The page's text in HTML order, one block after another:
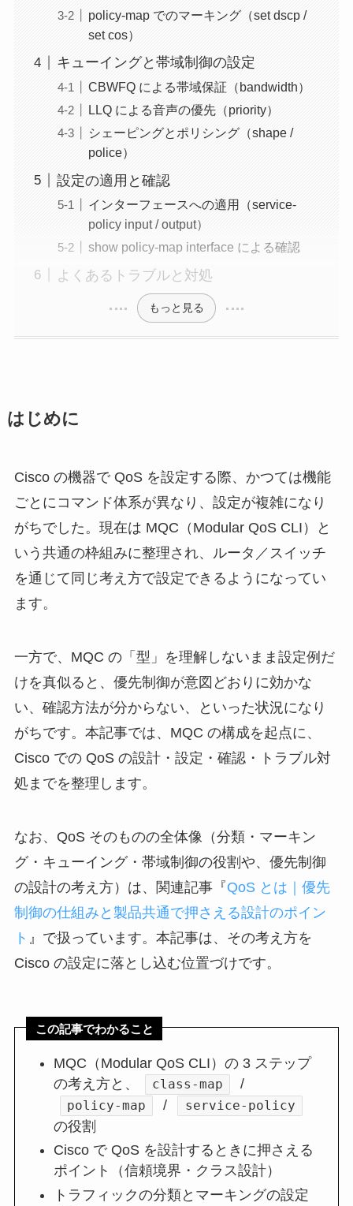
policy-map でのマーキング（set dscp /
set cos）
キューイングと帯域制御の設定
CBWFQ による帯域保証（bandwidth）
LLQ による音声の優先（priority）
シェーピングとポリシング（shape /
police）
設定の適用と確認
インターフェースへの適用（service-
policy input / output）
show policy-map interface による確認
よくあるトラブルと対処
もっと見る
はじめに
Cisco の機器で QoS を設定する際、かつては機能
ごとにコマンド体系が異なり、設定が複雑になり
がちでした。現在は MQC（Modular QoS CLI）と
いう共通の枠組みに整理され、ルータ／スイッチ
を通じて同じ考え方で設定できるようになってい
ます。
一方で、MQC の「型」を理解しないまま設定例だ
けを真似ると、優先制御が意図どおりに効かな
い、確認方法が分からない、といった状況になり
がちです。本記事では、MQC の構成を起点に、
Cisco での QoS の設計・設定・確認・トラブル対
処までを整理します。
なお、QoS そのものの全体像（分類・マーキン
グ・キューイング・帯域制御の役割や、優先制御
の設計の考え方）は、関連記事『QoS とは｜優先
制御の仕組みと製品共通で押さえる設計のポイン
ト 』で扱っています。本記事は、その考え方を
Cisco の設定に落とし込む位置づけです。
この記事でわかること
MQC（Modular QoS CLI）の 3 ステップ
の考え方と、
class-map /
policy-map / service-policy
の役割
Cisco で QoS を設計するときに押さえる
ポイント（信頼境界・クラス設計）
トラフィックの分類とマーキングの設定